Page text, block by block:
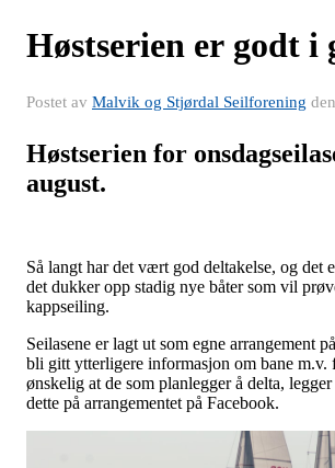
Høstserien er godt i
Postet av Malvik og Stjørdal Seilforening den
Høstserien for
august.
Så langt har det vært god deltakelse, og det
det dukker opp stadig nye båter som vil
kappseiling.
Seilasene er lagt ut som egne arrangement
bli gitt ytterligere informasjon om bane m.v.
ønskelig at de som planlegger å delta,
dette på arrangementet på Facebook.